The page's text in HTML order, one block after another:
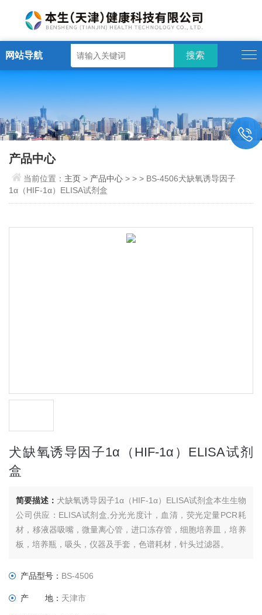
网站导航
产品中心
当前位置： 主页> 产品中心 > > > BS-4506犬缺氧诱导因子
1α（HIF-1α）ELISA试剂盒
犬缺氧诱导因子1α（HIF-1α）ELISA试剂
盒
简要描述： 犬缺氧诱导因子1α（HIF-1α）ELISA试剂盒本生生物
公司供应：ELISA试剂盒,分光光度计，血清，荧光定量PCR耗
材，移液器吸嘴，微量离心管，进口冻存管，细胞培养皿，培养
板，培养瓶，吸头，仪器及手套，色谱耗材，针头过滤器。
产品型号： BS-4506
产 地： 天津市